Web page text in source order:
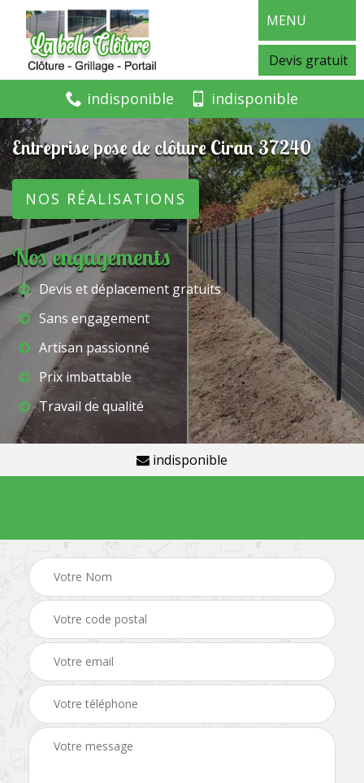
MENU
Devis gratuit
indisponible indisponible
Entreprise pose de clôture Ciran 37240
NOS RÉALISATIONS
Nos engagements
Devis et déplacement gratuits
Sans engagement
Artisan passionné
Prix imbattable
Travail de qualité
indisponible